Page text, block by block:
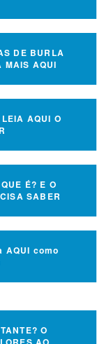
DE BURLA
MAIS AQUI
AQUI O
É? E O
SABER
AQUI como
O